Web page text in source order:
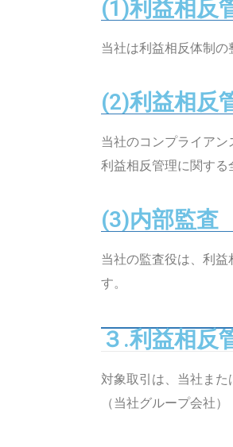
(1)利益相反
当社は利益相反体制の
(2)利益相反
当社のコンプライア
利益相反管理に関する
(3)内部監査
当社の監査役は、利
す。
３.利益相反
対象取引は、当社また
（当社グループ会社）